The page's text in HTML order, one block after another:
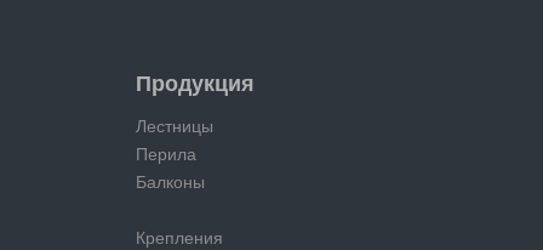
Продукция
Лестницы
Перила
Балконы
Крепления